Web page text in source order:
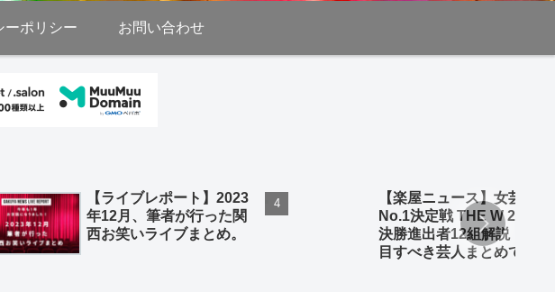
ーポリシー お問い合わせ
【ライブレポート】2023
年12月、筆者が行った関
西お笑いライブまとめ。
【楽屋ニュース】女芸人
No.1決定戦 THE W 2023
決勝進出者12組解説！注
目すべき芸人まとめてみ